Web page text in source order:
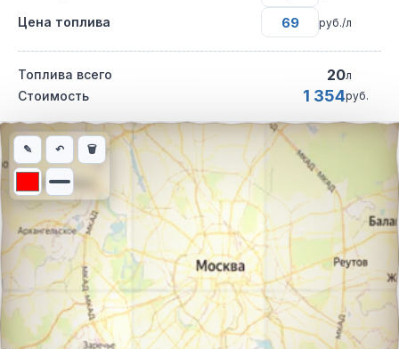
Цена топлива руб./л
Топлива всего 20л
Стоимость 1 354руб.
Интерактивная карта автомобильного маршрута из города
✎ ↶ 🗑